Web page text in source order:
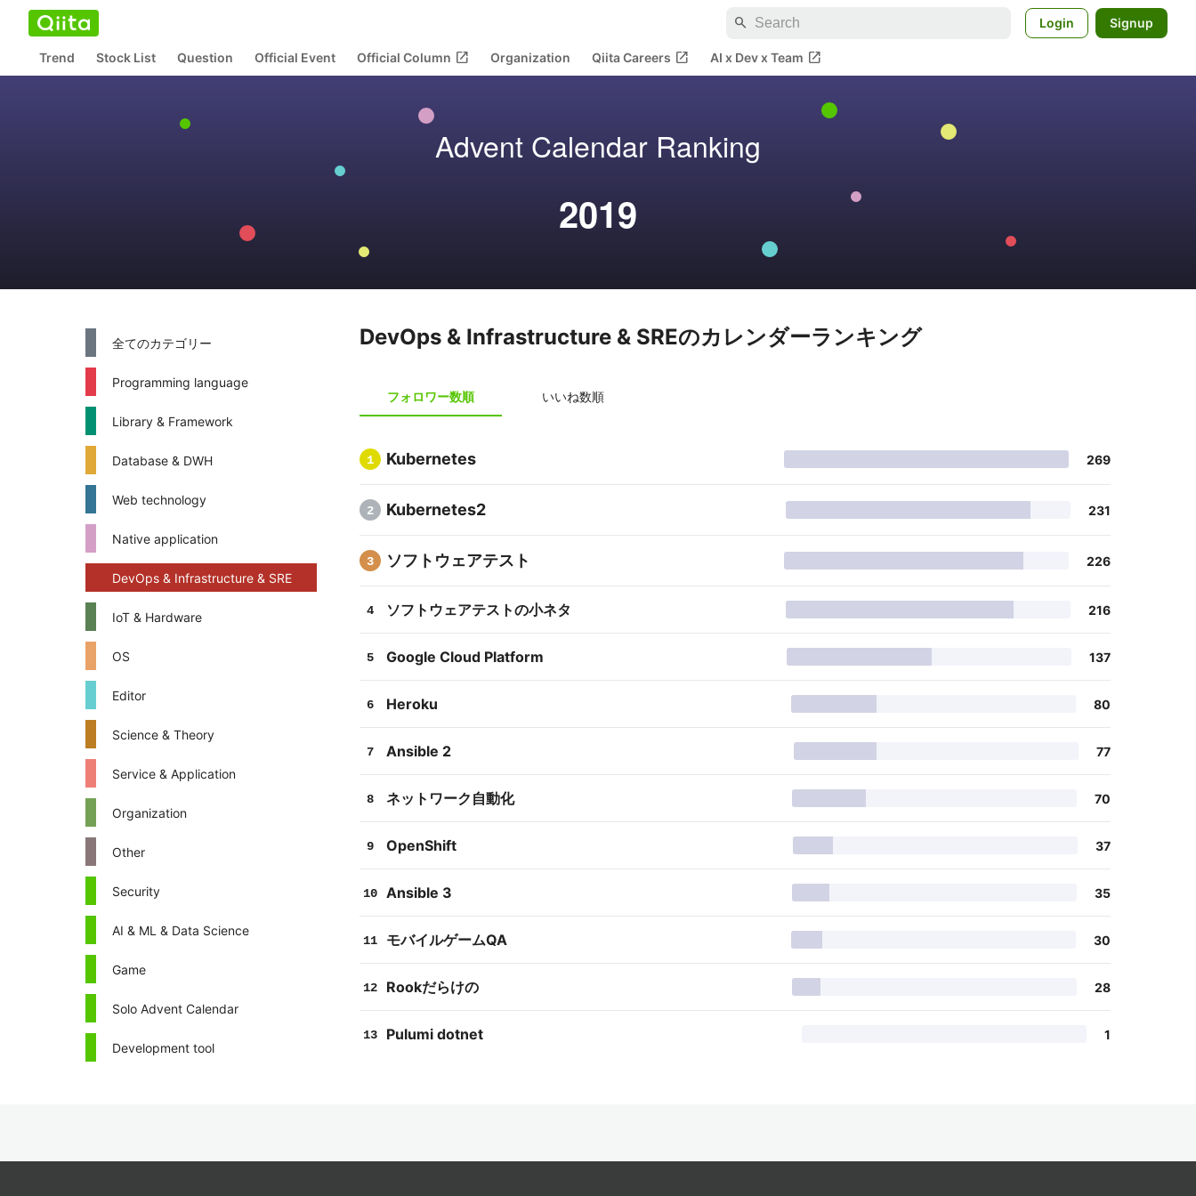
search Login Signup
Trend Stock List Question Official Event Official Column open_in_new Organization Qiita Careers open_in_new AI x Dev x Team open_in_new
Advent Calendar Ranking
2019
全てのカテゴリー
Programming language
Library & Framework
Database & DWH
Web technology
Native application
DevOps & Infrastructure & SRE
IoT & Hardware
OS
Editor
Science & Theory
Service & Application
Organization
Other
Security
AI & ML & Data Science
Game
Solo Advent Calendar
Development tool
DevOps & Infrastructure & SREのカレンダーランキング
フォロワー数順 いいね数順
1 Kubernetes 269
2 Kubernetes2 231
3 ソフトウェアテスト 226
4 ソフトウェアテストの小ネタ 216
5 Google Cloud Platform 137
6 Heroku 80
7 Ansible 2 77
8 ネットワーク自動化 70
9 OpenShift 37
10 Ansible 3 35
11 モバイルゲームQA 30
12 Rookだらけの 28
13 Pulumi dotnet 1